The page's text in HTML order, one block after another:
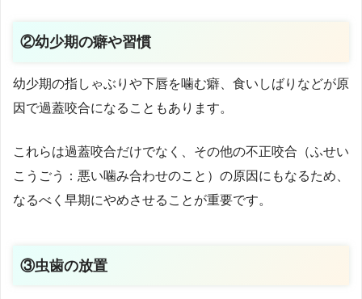
②幼少期の癖や習慣
幼少期の指しゃぶりや下唇を噛む癖、食いしばりなどが原
因で過蓋咬合になることもあります。
これらは過蓋咬合だけでなく、その他の不正咬合（ふせい
こうごう：悪い噛み合わせのこと）の原因にもなるため、
なるべく早期にやめさせることが重要です。
③虫歯の放置